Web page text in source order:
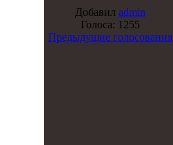
Добавил admin
Голоса: 1255
Предыдущие голосования